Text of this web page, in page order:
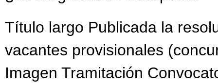
Título largo Publicada la
vacantes provisionales
Imagen Tramitación